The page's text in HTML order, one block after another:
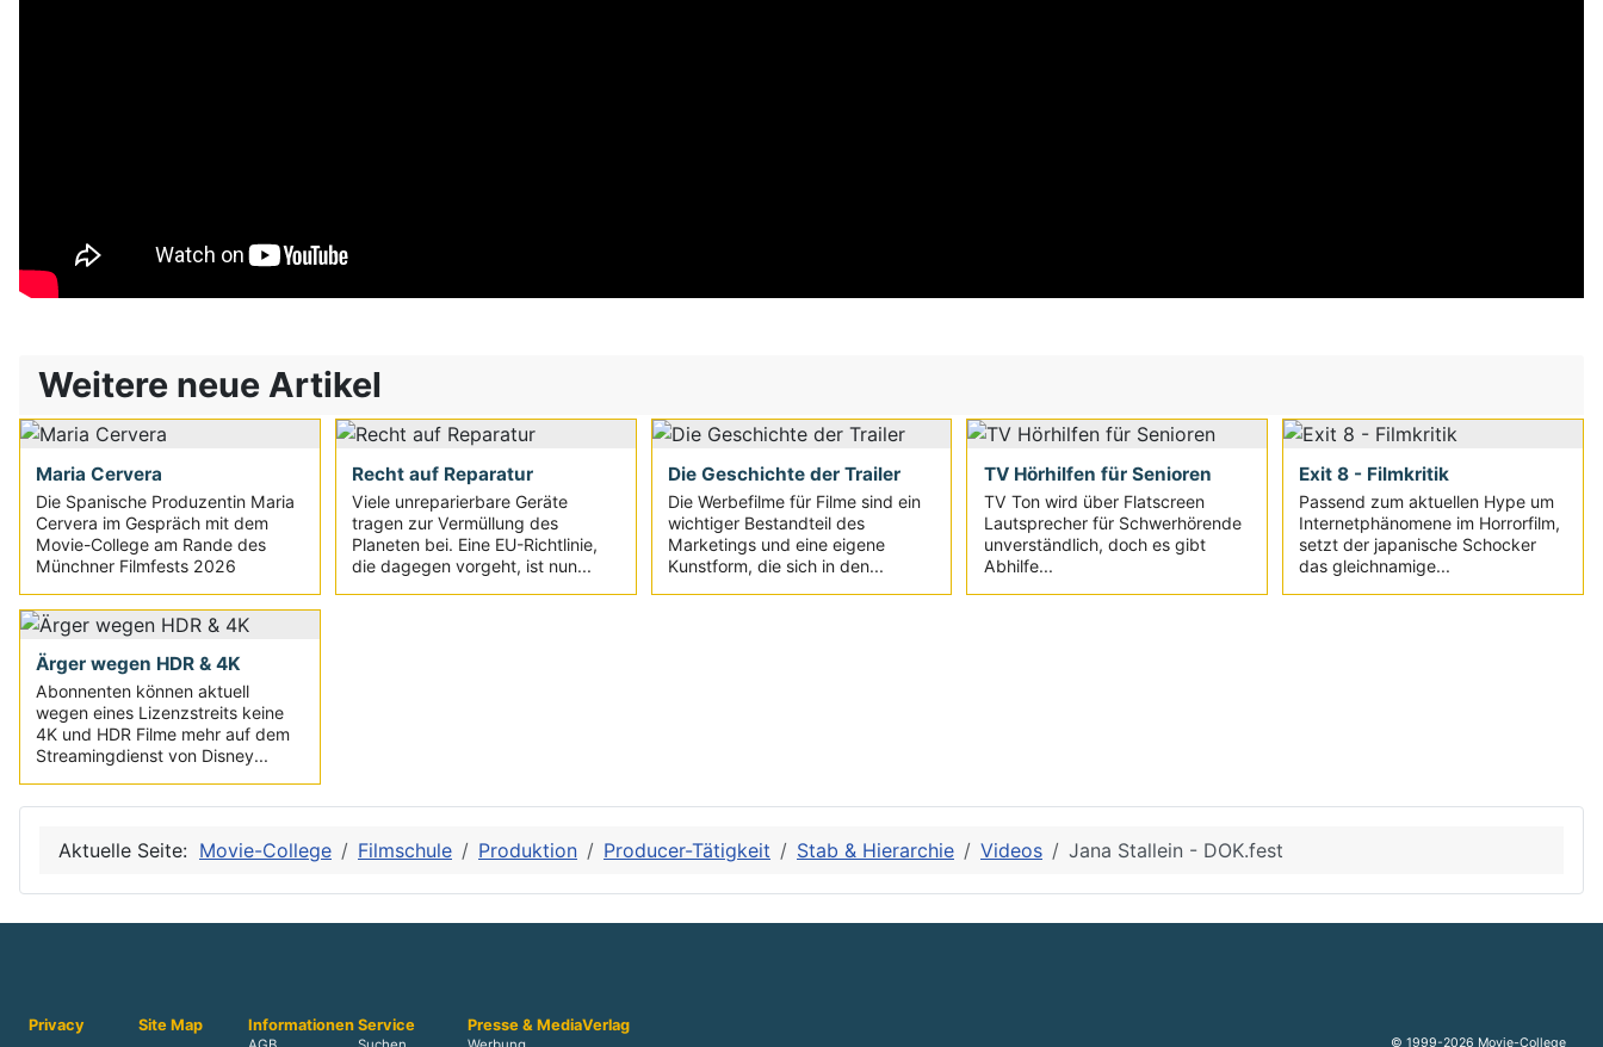
Weitere neue Artikel
Maria Cervera
Die Spanische Produzentin Maria
Cervera im Gespräch mit dem
Movie-College am Rande des
Münchner Filmfests 2026
Recht auf Reparatur
Viele unreparierbare Geräte
tragen zur Vermüllung des
Planeten bei. Eine EU-Richtlinie,
die dagegen vorgeht, ist nun...
Die Geschichte der Trailer
Die Werbefilme für Filme sind ein
wichtiger Bestandteil des
Marketings und eine eigene
Kunstform, die sich in den...
TV Hörhilfen für Senioren
TV Ton wird über Flatscreen
Lautsprecher für Schwerhörende
unverständlich, doch es gibt
Abhilfe...
Exit 8 - Filmkritik
Passend zum aktuellen Hype um
Internetphänomene im Horrorfilm,
setzt der japanische Schocker
das gleichnamige...
Ärger wegen HDR & 4K
Abonnenten können aktuell
wegen eines Lizenzstreits keine
4K und HDR Filme mehr auf dem
Streamingdienst von Disney...
Aktuelle Seite: Movie-College Filmschule Produktion Producer-Tätigkeit Stab & Hierarchie Videos Jana Stallein - DOK.fest
Privacy Site Map Informationen Service Presse & MediaVerlag
© 1999-2026 Movie-College